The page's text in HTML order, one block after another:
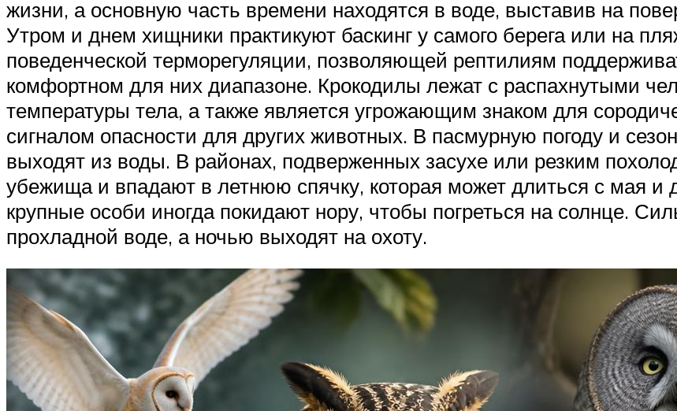
жизни, а основную часть времени находятся в воде, выставив на
Утром и днем хищники практикуют баскинг у самого берега или на
поведенческой терморегуляции, позволяющей рептилиям
комфортном для них диапазоне. Крокодилы лежат с распахнутыми
температуры тела, а также является угрожающим знаком для
сигналом опасности для других животных. В пасмурную погоду и
выходят из воды. В районах, подверженных засухе или резким
убежища и впадают в летнюю спячку, которая может длиться с мая и
крупные особи иногда покидают нору, чтобы погреться на солнце.
прохладной воде, а ночью выходят на охоту.